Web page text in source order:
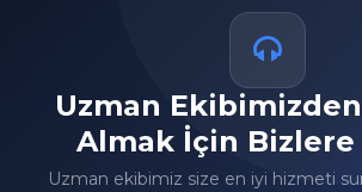
Uzman
Almak İçin Bizlere
Uzman ekibimiz size en iyi hizmeti